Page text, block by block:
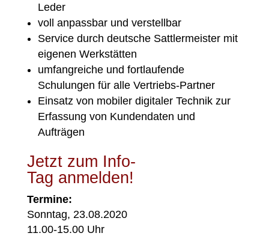
Leder
voll anpassbar und verstellbar
Service durch deutsche Sattlermeister mit
eigenen Werkstätten
umfangreiche und fortlaufende
Schulungen für alle Vertriebs-Partner
Einsatz von mobiler digitaler Technik zur
Erfassung von Kundendaten und
Aufträgen
Jetzt zum Info-
Tag anmelden!
Termine:
Sonntag, 23.08.2020
11.00-15.00 Uhr